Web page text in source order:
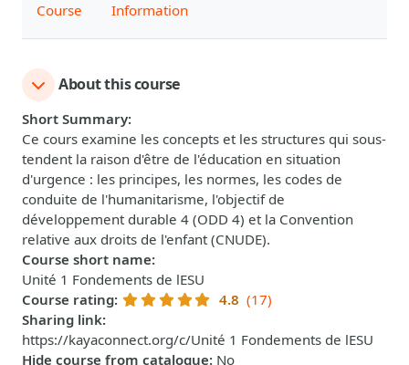
Course Information
About this course
Short Summary:
Ce cours examine les concepts et les structures qui sous-
tendent la raison d'être de l'éducation en situation
d'urgence : les principes, les normes, les codes de
conduite de l'humanitarisme, l'objectif de
développement durable 4 (ODD 4) et la Convention
relative aux droits de l'enfant (CNUDE).
Course short name:
Unité 1 Fondements de lESU
Course rating: 4.8 (17)
Sharing link:
https://kayaconnect.org/c/Unité 1 Fondements de lESU
Hide course from catalogue: No